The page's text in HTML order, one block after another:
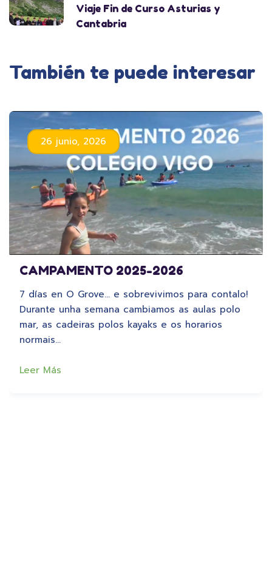
Viaje Fin de Curso Asturias y
Cantabria
También te puede interesar
26 junio, 2026
CAMPAMENTO 2025-2026
7 días en O Grove… e sobrevivimos para contalo!
Durante unha semana cambiamos as aulas polo
mar, as cadeiras polos kayaks e os horarios
normais…
Leer Más